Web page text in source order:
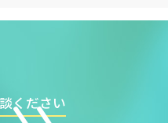
ください